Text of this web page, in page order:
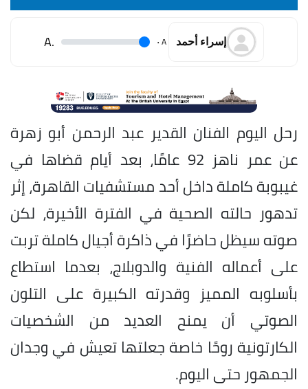
إسراء أحمد A
.
.A
رحل اليوم الفنان القدير عبد الرحمن أبو زهرة
عن عمر ناهز 92 عامًا، بعد أيام قضاها في
غيبوبة كاملة داخل أحد مستشفيات القاهرة، إثر
تدهور حالته الصحية في الفترة الأخيرة، لكن
صوته سيظل حاضرًا في ذاكرة أجيال كاملة تربت
على أعماله الفنية والدوبلاج، بعدما استطاع
بأسلوبه المميز وقدرته الكبيرة على التلون
الصوتي أن يمنح العديد من الشخصيات
الكارتونية روحًا خاصة جعلتها تعيش في وجدان
الجمهور حتى اليوم.